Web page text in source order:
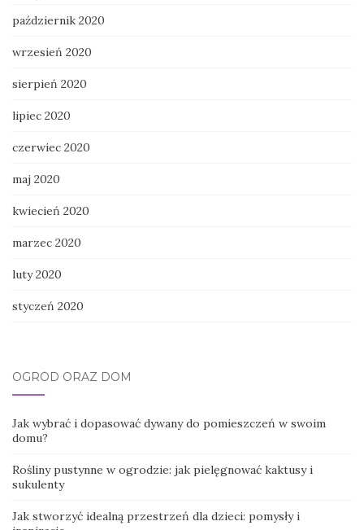
październik 2020
wrzesień 2020
sierpień 2020
lipiec 2020
czerwiec 2020
maj 2020
kwiecień 2020
marzec 2020
luty 2020
styczeń 2020
OGRÓD ORAZ DOM
Jak wybrać i dopasować dywany do pomieszczeń w swoim
domu?
Rośliny pustynne w ogrodzie: jak pielęgnować kaktusy i
sukulenty
Jak stworzyć idealną przestrzeń dla dzieci: pomysły i